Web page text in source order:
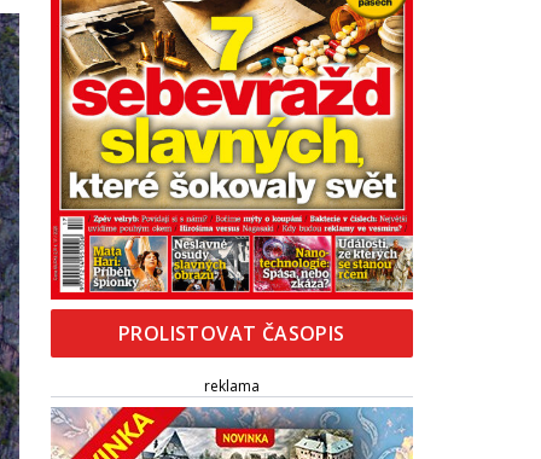
PROLISTOVAT ČASOPIS
reklama